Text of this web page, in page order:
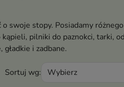
swoje stopy. Posiadamy
pilniki do paznokci, tarki,
i zadbane.
Sortuj wg: Wybierz